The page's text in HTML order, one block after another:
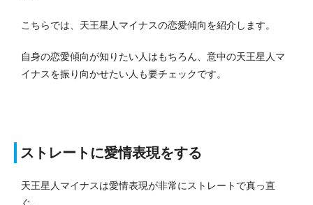
こちらでは、天王星人マイナスの恋愛傾向を紹介します。
自身の恋愛傾向が知りたい人はもちろん、意中の天王星人マ
イナスを振り向かせたい人も要チェックです。
ストレートに愛情表現をする
天王星人マイナスは愛情表現が非常にストレートで真っ直